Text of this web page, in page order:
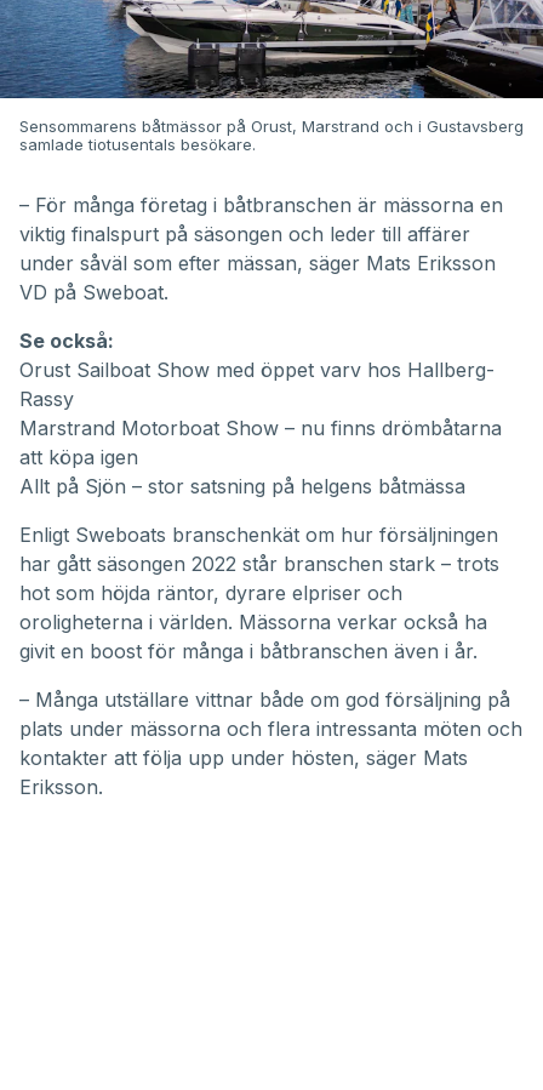
Sensommarens båtmässor på Orust, Marstrand och i Gustavsberg
samlade tiotusentals besökare.
– För många företag i båtbranschen är mässorna en
viktig finalspurt på säsongen och leder till affärer
under såväl som efter mässan, säger Mats Eriksson
VD på Sweboat.
Se också:
Orust Sailboat Show med öppet varv hos Hallberg-
Rassy
Marstrand Motorboat Show – nu finns drömbåtarna
att köpa igen
Allt på Sjön – stor satsning på helgens båtmässa
Enligt Sweboats branschenkät om hur försäljningen
har gått säsongen 2022 står branschen stark – trots
hot som höjda räntor, dyrare elpriser och
oroligheterna i världen. Mässorna verkar också ha
givit en boost för många i båtbranschen även i år.
– Många utställare vittnar både om god försäljning på
plats under mässorna och flera intressanta möten och
kontakter att följa upp under hösten, säger Mats
Eriksson.